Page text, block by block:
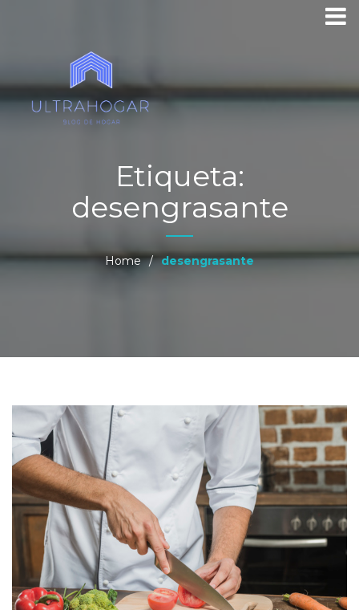
Etiqueta:
desengrasante
Home / desengrasante